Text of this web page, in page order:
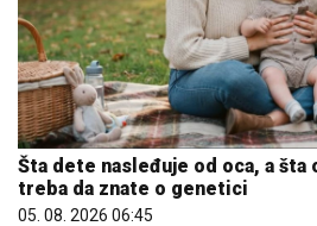
Šta dete nasleđuje od oca, a šta
treba da znate o genetici
05. 08. 2026 06:45